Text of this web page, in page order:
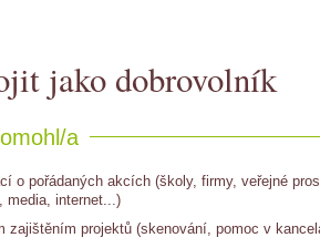
jako dobrovolník
a
o pořádaných akcích (školy, firmy, veřejné
media, internet...)
zajištěním projektů (skenování, pomoc v